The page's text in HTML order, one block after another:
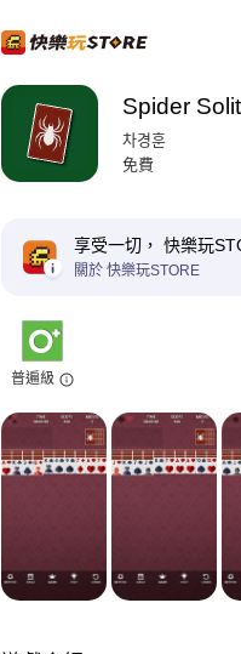
Spider
차경훈
免費
享受一切， 快樂玩
關於 快樂玩STORE
普遍級